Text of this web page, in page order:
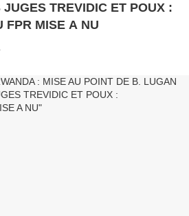
TREVIDIC ET POUX :
FPR MISE A NU